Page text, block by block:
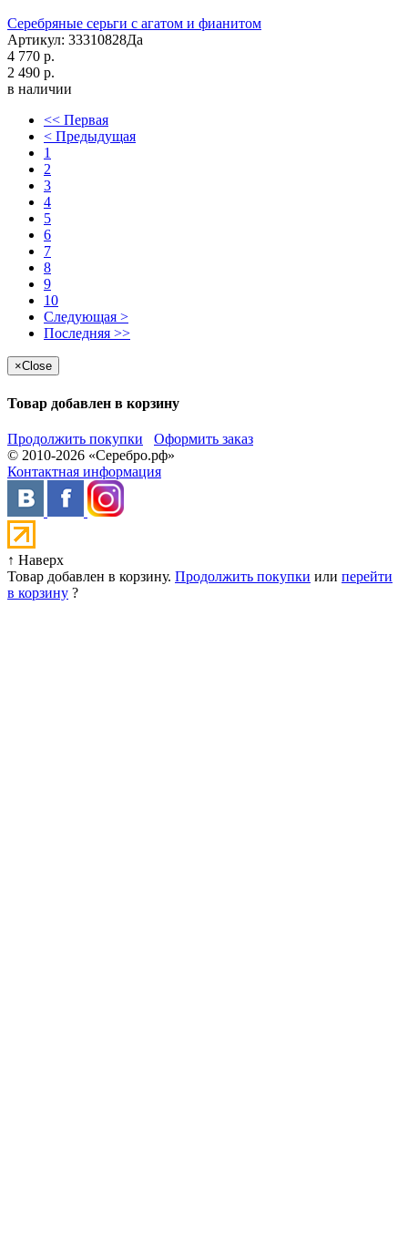
Серебряные серьги с агатом и фианитом
Артикул: 33310828Да
4 770 р.
2 490 р.
в наличии
<< Первая
< Предыдущая
1
2
3
4
5
6
7
8
9
10
Следующая >
Последняя >>
×Close
Товар добавлен в корзину
Продолжить покупки
Оформить заказ
© 2010-2026 «Серебро.рф»
Контактная информация
↑ Наверх
Товар добавлен в корзину. Продолжить покупки или перейти
в корзину ?